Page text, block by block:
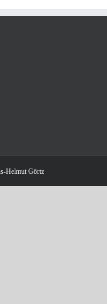
Helmut Görtz